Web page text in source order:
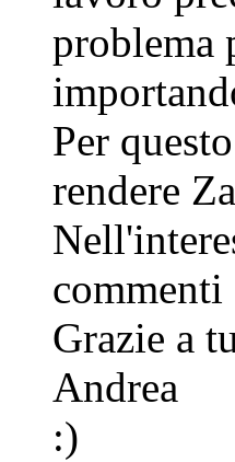
problema
Per
rendere
commenti
Grazie a
Andrea
:)